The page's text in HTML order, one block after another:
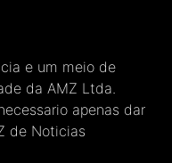
e um meio de
da AMZ Ltda.
apenas dar
de Noticias